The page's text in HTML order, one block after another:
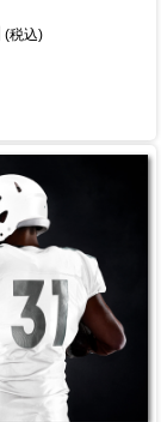
(税込)